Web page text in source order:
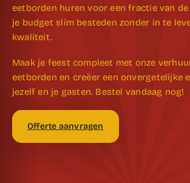
eetborden huren voor een fractie van
je budget slim besteden zonder in te
kwaliteit.
Maak je feest compleet met onze
eetborden en creëer een onvergetelijke
jezelf en je gasten. Bestel vandaag nog!
Offerte aanvragen